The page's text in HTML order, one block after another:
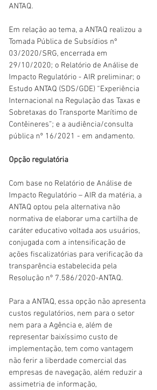
ANTAQ.
Em relação ao tema, a ANTAQ realizou a
Tomada Pública de Subsídios nº
03/2020/SRG, encerrada em
29/10/2020; o Relatório de Análise de
Impacto Regulatório - AIR preliminar; o
Estudo ANTAQ (SDS/GDE) “Experiência
Internacional na Regulação das Taxas e
Sobretaxas do Transporte Marítimo de
Contêineres”; e a audiência/consulta
pública nº 16/2021 - em andamento.
Opção regulatória
Com base no Relatório de Análise de
Impacto Regulatório – AIR da matéria, a
ANTAQ optou pela alternativa não
normativa de elaborar uma cartilha de
caráter educativo voltada aos usuários,
conjugada com a intensificação de
ações fiscalizatórias para verificação da
transparência estabelecida pela
Resolução nº 7.586/2020-ANTAQ.
Para a ANTAQ, essa opção não apresenta
custos regulatórios, nem para o setor
nem para a Agência e, além de
representar baixíssimo custo de
implementação, tem como vantagem
não ferir a liberdade comercial das
empresas de navegação, além reduzir a
assimetria de informação,